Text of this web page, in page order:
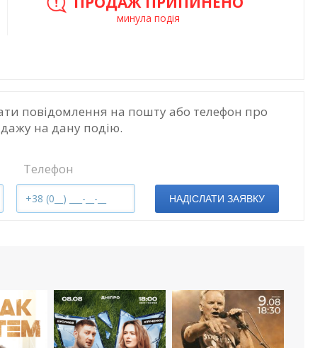
минула подія
повідомлення на пошту або телефон про
на дану подію.
Телефон
НАДІСЛАТИ ЗАЯВКУ